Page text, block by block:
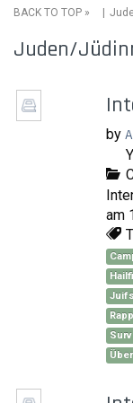
BACK TO TOP »
Juden/
by
am
Juifs